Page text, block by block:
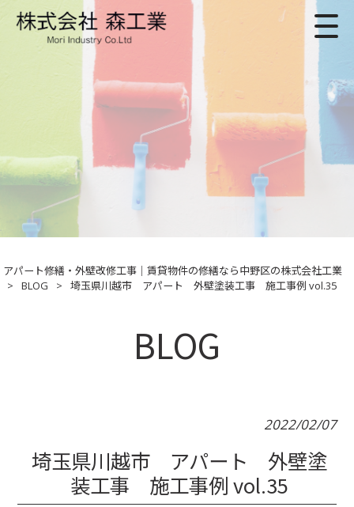
アパート修繕・外壁改修工事｜賃貸物件の修繕なら中野区の株式会社工業
>
BLOG > 埼玉県川越市 アパート 外壁塗装工事 施工事例 vol.35
BLOG
2022/02/07
埼玉県川越市 アパート 外壁塗
装工事 施工事例 vol.35